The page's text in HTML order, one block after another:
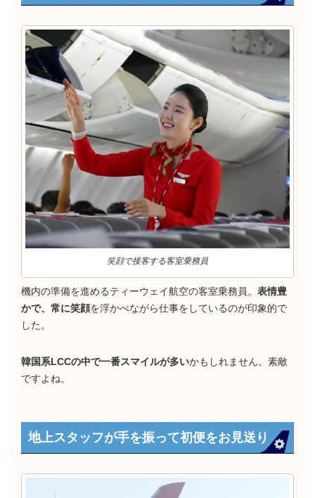
笑顔で接客する客室乗務員
機内の準備を進めるティーウェイ航空の客室乗務員。 表情豊
かで、常に笑顔を浮かべながら仕事をしているのが印象的で
した。
韓国系LCCの中で一番スマイルが多いかもしれません。素敵
ですよね。
地上スタッフが手を振って初便をお見送り